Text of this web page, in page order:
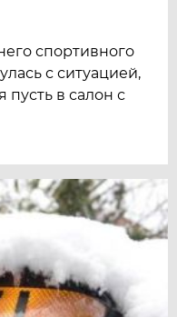
спортивного
с ситуацией,
пусть в салон с